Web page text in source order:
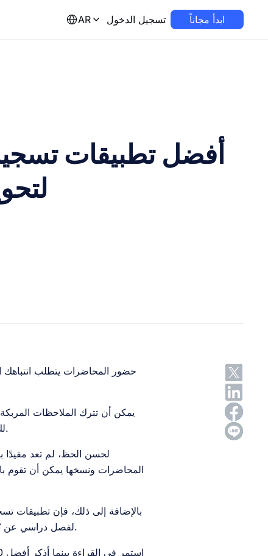
AR تسجيل الدخول ابدأ مجاناً
حضور المحاضرات يتطلب انتباهك
يمكن أن تترك الملاحظات
لك أيضًا سوء فهم مفهوم أساسي مما يؤدي إلى أداء ضعيف في بيئة الاختبار.
لحسن الحظ، لم تعد مقيدًا
المحاضرات ونسخها يمكن أن تقوم
بالإضافة إلى ذلك، فإن تطبيقات
لفصل دراسي عن بُعد، إلى تقديم ملاحظات المحاضرات لطلابك، هناك حل لكل حالة استخدام.